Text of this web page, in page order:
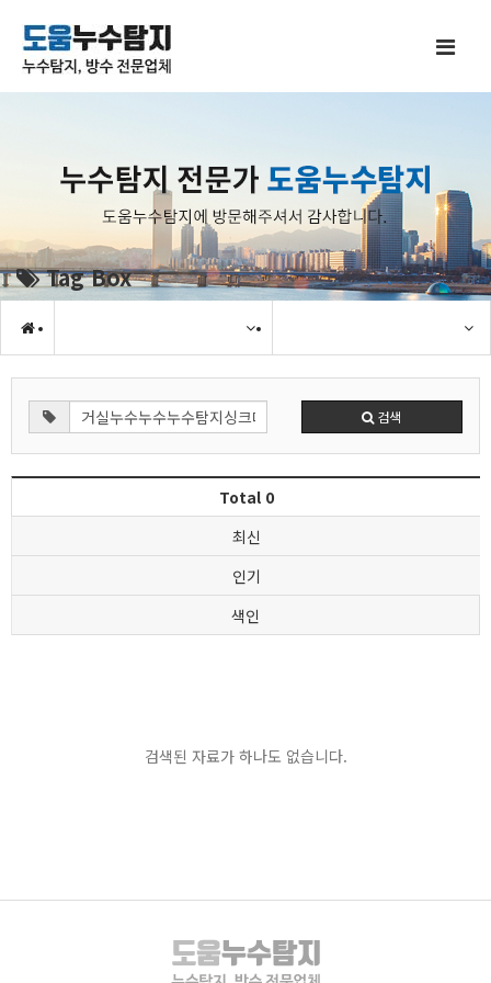
Tag Box
검색
Total 0
최신
인기
색인
검색된 자료가 하나도 없습니다.